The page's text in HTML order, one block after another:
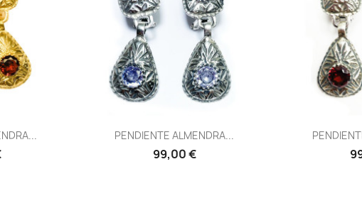
Vista rápida
PENDIENTE ALMENDRA...
99,00 €
